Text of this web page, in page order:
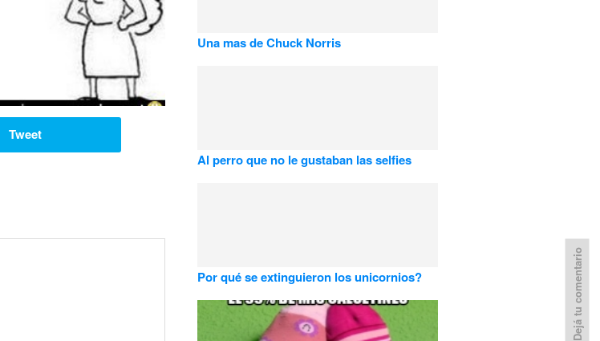
Tweet
Una mas de Chuck Norris
Al perro que no le gustaban las selfies
Por qué se extinguieron los unicornios? Dejá tu comentario